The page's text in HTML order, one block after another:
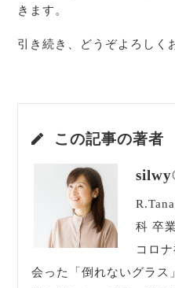
きます。
引き続き、どうぞよろしく
この記事の著者
科 卒業
コロ
会った「倒れないグラス